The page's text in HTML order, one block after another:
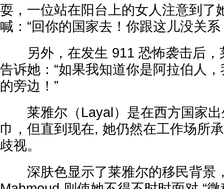
耍，一位站在阳台上的女人注意到了
喊：“回你的国家去！你跟这儿没关系
另外，在发生 911 恐怖袭击后，
告诉她：“如果我知道你是阿拉伯人
的旁边！”
莱雅尔（Layal）是在西方国家出
巾，但直到现在, 她仍然在工作场所
歧视。
深肤色显示了莱雅尔的移民背景